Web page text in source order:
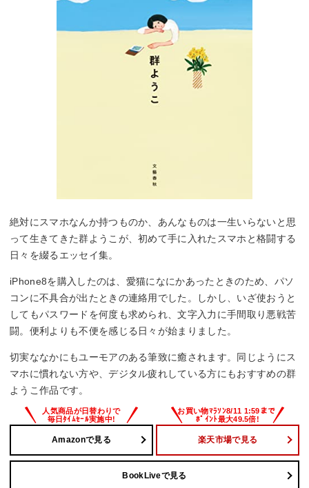
絶対にスマホなんか持つものか、あんなものは一生いらないと思
って生きてきた群ようこが、初めて手に入れたスマホと格闘する
日々を綴るエッセイ集。
iPhone8を購入したのは、愛猫になにかあったときのため、パソ
コンに不具合が出たときの連絡用でした。しかし、いざ使おうと
してもパスワードを何度も求められ、文字入力に手間取り悪戦苦
闘。便利よりも不便を感じる日々が始まりました。
切実ななかにもユーモアのある筆致に癒されます。同じようにス
マホに慣れない方や、デジタル疲れしている方にもおすすめの群
ようこ作品です。
Amazonで見る 楽天市場で見る
BookLiveで見る